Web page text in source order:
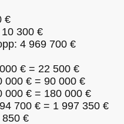
€
300 €
4 969 700 €
€ = 22 500 €
000 € = 90 000 €
000 € = 180 000 €
700 € = 1 997 350 €
850 €